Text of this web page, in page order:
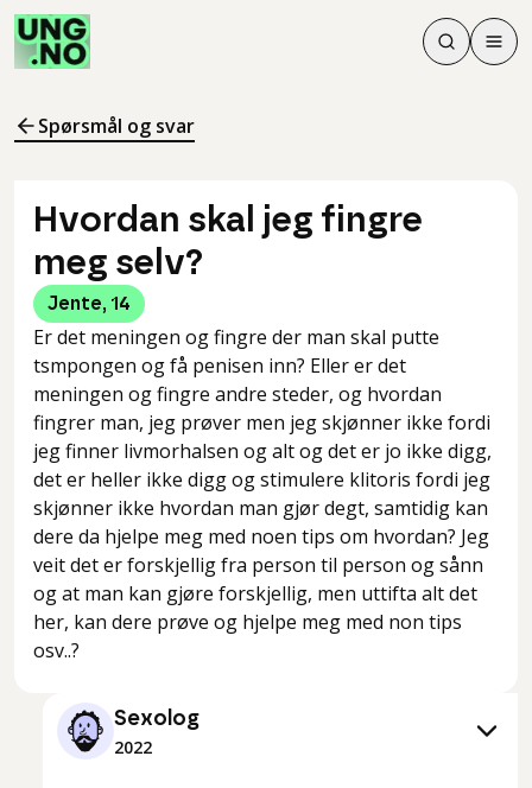
Søk
Søk
Meny
Spørsmål og svar
Hvordan skal jeg fingre
meg selv?
Jente, 14
Er det meningen og fingre der man skal putte
tsmpongen og få penisen inn? Eller er det
meningen og fingre andre steder, og hvordan
fingrer man, jeg prøver men jeg skjønner ikke fordi
jeg finner livmorhalsen og alt og det er jo ikke digg,
det er heller ikke digg og stimulere klitoris fordi jeg
skjønner ikke hvordan man gjør degt, samtidig kan
dere da hjelpe meg med noen tips om hvordan? Jeg
veit det er forskjellig fra person til person og sånn
og at man kan gjøre forskjellig, men uttifta alt det
her, kan dere prøve og hjelpe meg med non tips
osv..?
Sexolog
2022